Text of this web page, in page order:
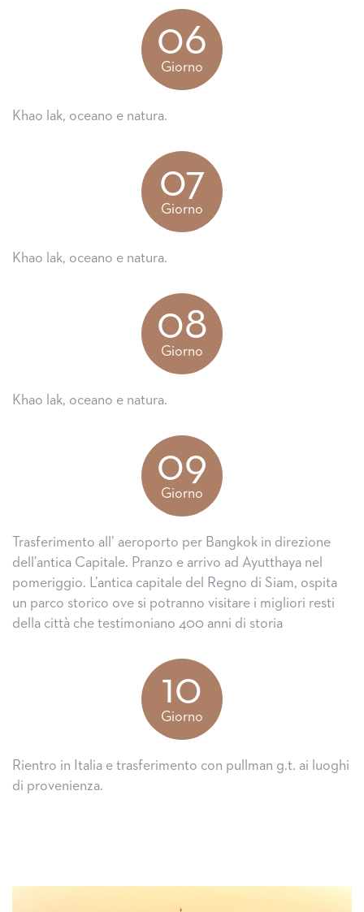
06
Giorno
Khao lak, oceano e natura.
07
Giorno
Khao lak, oceano e natura.
08
Giorno
Khao lak, oceano e natura.
09
Giorno
Trasferimento all’ aeroporto per Bangkok in direzione
dell’antica Capitale. Pranzo e arrivo ad Ayutthaya nel
pomeriggio. L’antica capitale del Regno di Siam, ospita
un parco storico ove si potranno visitare i migliori resti
della città che testimoniano 400 anni di storia
10
Giorno
Rientro in Italia e trasferimento con pullman g.t. ai luoghi
di provenienza.